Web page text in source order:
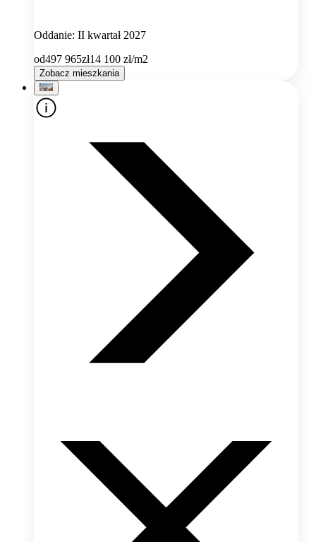
Oddanie: II kwartał 2027
od497 965zł14 100 zł/m2
Zobacz mieszkania